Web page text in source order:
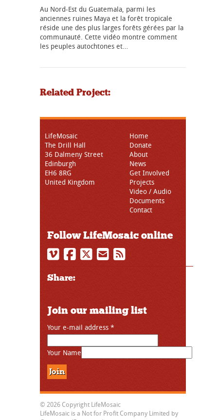
Au Nord-Est du Guatemala, parmi les
anciennes ruines Maya et la forêt tropicale
réside une des plus larges forêts gérées par la
communauté. Cette vidéo montre comment
les peuples autochtones et…
Related Project:
LifeMosaic
The Drill Hall
36 Dalmeny Street
Edinburgh
EH6 8RG
United Kingdom
Home
Donate
About
News
Get Involved
Projects
Video / Audio
Documents
Contact
Follow LifeMosaic online
Share:
Join our mailing list
Your e-mail address *
Your Name
© 2026 Copyright LifeMosaic
LifeMosaic is a Not for Profit Company Limited by